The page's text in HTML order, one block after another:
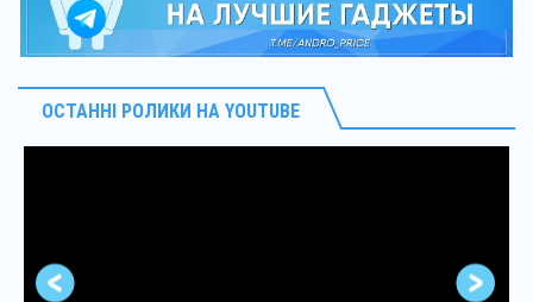
ОСТАННІ РОЛИКИ НА YOUTUBE